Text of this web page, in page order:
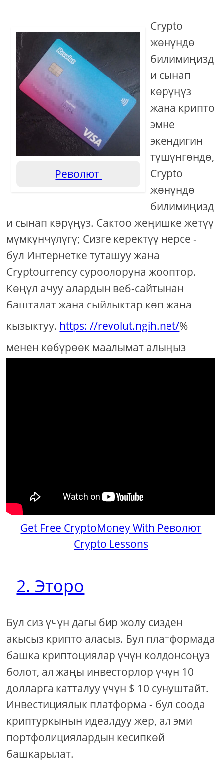
Револют
Crypto
жөнүндө
билимиңизд
и сынап
көрүңүз
жана крипто
эмне
экендигин
түшүнгөндө,
Crypto
жөнүндө
билимиңизд
и сынап көрүңүз. Сактоо жеңишке жетүү
мүмкүнчүлүгү; Сизге керектүү нерсе -
бул Интернетке туташуу жана
Cryptourrency суроолоруна жооптор.
Көңүл ачуу алардын веб-сайтынан
башталат жана сыйлыктар көп жана
кызыктуу. https: //revolut.ngih.net/%
менен көбүрөөк маалымат алыңыз
Get Free CryptoMoney With Револют
Crypto Lessons
2. Эторо
Бул сиз үчүн дагы бир жолу сизден
акысыз крипто аласыз. Бул платформада
башка криптоциялар үчүн колдонсоңуз
болот, ал жаңы инвесторлор үчүн 10
долларга катталуу үчүн $ 10 сунуштайт.
Инвестициялык платформа - бул соода
криптуркынын идеалдуу жер, ал эми
портфолициялардын кесипкөй
башкарылат.